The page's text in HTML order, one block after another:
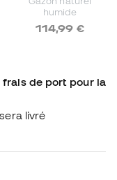
humide
114,99 €
de port pour la
livré